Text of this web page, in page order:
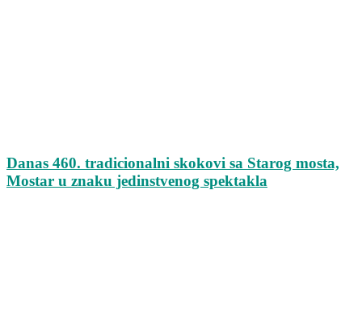
Danas 460. tradicionalni skokovi sa Starog mosta,
Mostar u znaku jedinstvenog spektakla